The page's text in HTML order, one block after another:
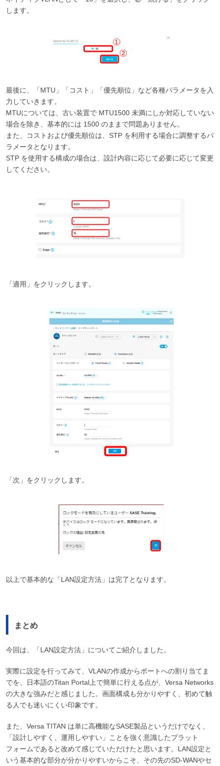
します。
最後に、「MTU」「コスト」「優先順位」など各種パラメータを入
力していきます。
MTUについては、古い装置で MTU1500 未満にしか対応していない
場合を除き、基本的には 1500 のままで問題ありません。
また、コストおよび優先順位は、STP を利用する場合に調整するパ
ラメータとなります。
STP を使用する構成の場合は、設計内容に応じて必要に応じて変更
してください。
「適用」をクリックします。
「次」をクリックします。
以上で基本的な「LAN設定方法」は完了となります。
まとめ
今回は、「LAN設定方法」についてご紹介しました。
実際に設定を行ってみて、VLANの作成からポートへの割り当てま
でを、日本語のTitan Portal上で簡単に行える点が、Versa Networks
の大きな強みだと感じました。画面構成も分かりやすく、初めて触
る人でも迷いにくい印象です。
また、Versa TITAN は単に高機能なSASE製品というだけでなく、
「設計しやすく、運用しやすい」ことを強く意識したプラット
フォームであると改めて感じていただけたと思います。LAN設定と
いう基本的な部分が分かりやすいからこそ、その先のSD-WANやセ